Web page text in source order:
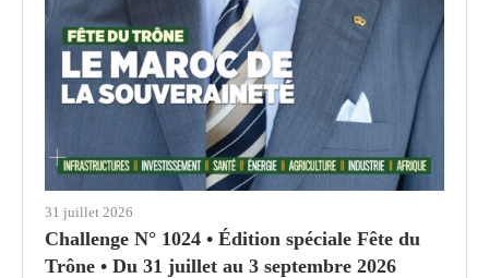
31 juillet 2026
Challenge N° 1024 • Édition spéciale Fête du
Trône • Du 31 juillet au 3 septembre 2026